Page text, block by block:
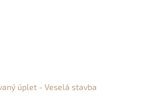
úplet - Veselá stavba